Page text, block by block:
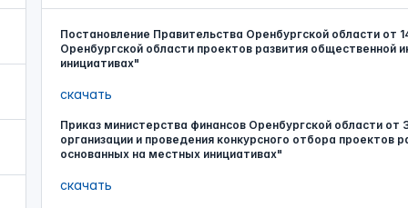
Постановление Правительства Оренбургской области от
Оренбургской области проектов развития общественной
инициативах"
скачать
Приказ министерства финансов Оренбургской области
организации и проведения конкурсного отбора проектов
основанных на местных инициативах"
скачать